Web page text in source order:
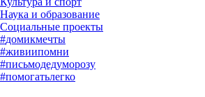
#домикмечты
#живиипомни
#письмодедуморозу
#помогатьлегко